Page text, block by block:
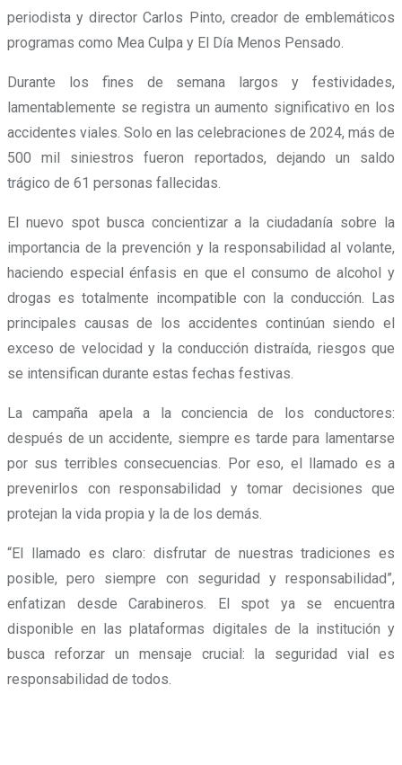
periodista y director Carlos Pinto, creador de emblemáticos
programas como Mea Culpa y El Día Menos Pensado.
Durante los fines de semana largos y festividades,
lamentablemente se registra un aumento significativo en los
accidentes viales. Solo en las celebraciones de 2024, más de
500 mil siniestros fueron reportados, dejando un saldo
trágico de 61 personas fallecidas.
El nuevo spot busca concientizar a la ciudadanía sobre la
importancia de la prevención y la responsabilidad al volante,
haciendo especial énfasis en que el consumo de alcohol y
drogas es totalmente incompatible con la conducción. Las
principales causas de los accidentes continúan siendo el
exceso de velocidad y la conducción distraída, riesgos que
se intensifican durante estas fechas festivas.
La campaña apela a la conciencia de los conductores:
después de un accidente, siempre es tarde para lamentarse
por sus terribles consecuencias. Por eso, el llamado es a
prevenirlos con responsabilidad y tomar decisiones que
protejan la vida propia y la de los demás.
“El llamado es claro: disfrutar de nuestras tradiciones es
posible, pero siempre con seguridad y responsabilidad”,
enfatizan desde Carabineros. El spot ya se encuentra
disponible en las plataformas digitales de la institución y
busca reforzar un mensaje crucial: la seguridad vial es
responsabilidad de todos.